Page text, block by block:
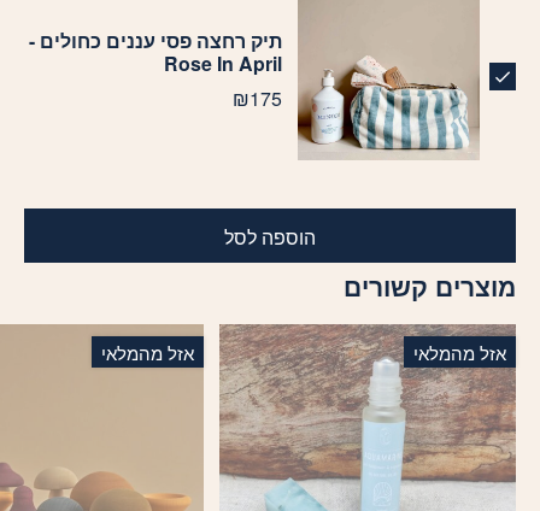
תיק רחצה פסי עננים כחולים -
Rose In April
₪175
הוספה לסל
מוצרים קשורים
אזל מהמלאי אזל מהמלאי